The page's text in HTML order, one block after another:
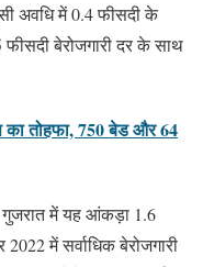
अवधि में 0.4 फीसदी के
बेरोजगारी दर के साथ
का तोहफा, 750 बेड और 64
में यह आंकड़ा 1.6
में सर्वाधिक बेरोजगारी